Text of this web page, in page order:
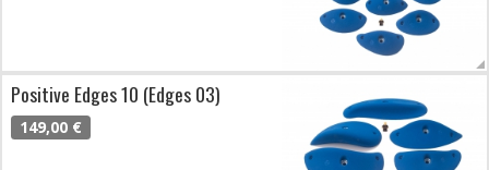
Positive Edges 10 (Edges 03)
149,00 €